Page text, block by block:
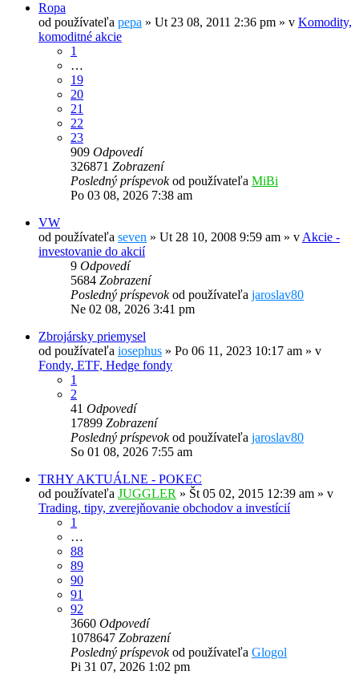
Ropa
od používateľa pepa » Ut 23 08, 2011 2:36 pm » v Komodity,
komoditné akcie
1
…
19
20
21
22
23
909 Odpovedí
326871 Zobrazení
Posledný príspevokod používateľa MiBi
Po 03 08, 2026 7:38 am
VW
od používateľa seven » Ut 28 10, 2008 9:59 am » vAkcie -
investovanie do akcií
9 Odpovedí
5684 Zobrazení
Posledný príspevokod používateľa jaroslav80
Ne 02 08, 2026 3:41 pm
Zbrojársky priemysel
od používateľa iosephus » Po 06 11, 2023 10:17 am » v
Fondy, ETF, Hedge fondy
1
2
41 Odpovedí
17899 Zobrazení
Posledný príspevokod používateľa jaroslav80
So 01 08, 2026 7:55 am
TRHY AKTUÁLNE - POKEC
od používateľa JUGGLER » Št 05 02, 2015 12:39 am » v
Trading, tipy, zverejňovanie obchodov a investícií
1
…
88
89
90
91
92
3660 Odpovedí
1078647 Zobrazení
Posledný príspevokod používateľa Glogol
Pi 31 07, 2026 1:02 pm